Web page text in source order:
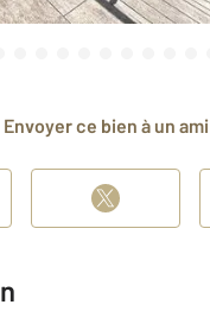
Envoyer ce bien à un ami